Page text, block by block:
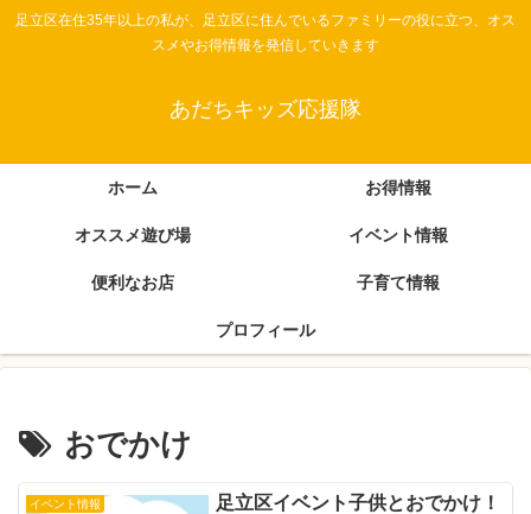
足立区在住35年以上の私が、足立区に住んでいるファミリーの役に立つ、オス
スメやお得情報を発信していきます
あだちキッズ応援隊
ホーム お得情報
オススメ遊び場 イベント情報
便利なお店 子育て情報
プロフィール
おでかけ
イベント情報
足立区イベント子供とおでかけ！